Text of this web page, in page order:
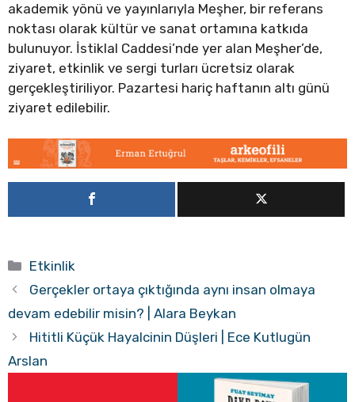
akademik yönü ve yayınlarıyla Meşher, bir referans
noktası olarak kültür ve sanat ortamına katkıda
bulunuyor. İstiklal Caddesi’nde yer alan Meşher’de,
ziyaret, etkinlik ve sergi turları ücretsiz olarak
gerçekleştiriliyor. Pazartesi hariç haftanın altı günü
ziyaret edilebilir.
Kategoriler
Etkinlik
Gerçekler ortaya çıktığında aynı insan olmaya
devam edebilir misin? | Alara Beykan
Hititli Küçük Hayalcinin Düşleri | Ece Kutlugün
Arslan